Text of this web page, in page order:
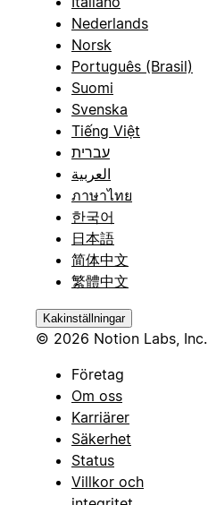
Nederlands
Norsk
Português (Brasil)
Suomi
Svenska
Tiếng Việt
עברית
العربية
ภาษาไทย
한국어
日本語
简体中文
繁體中文
Kakinställningar
© 2026 Notion Labs, Inc.
Företag
Om oss
Karriärer
Säkerhet
Status
Villkor och